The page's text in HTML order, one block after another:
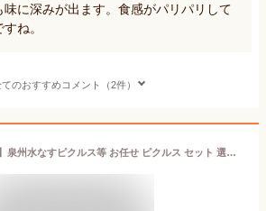
味に深みが出ます。食感がパリパリして
ね。
のおすすめコメント（2件）
【ふるさと納税】泉州水なすピクルス等 お任せ ピクルス セット 選べる 3個 / 6個 いずみピクルス NSW 野菜 漬物 食品 おつまみ 箸休め おやつ アレンジ 南蛮漬け マリネ タルタルソース お取り寄せ お取り寄せグルメ 最短 翌日発送 5営業日 大阪府 泉佐野市 送料無料